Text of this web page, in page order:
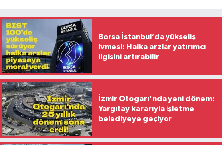
Borsa İstanbul’da yükseliş
ivmesi: Halka arzlar yatırımcı
ilgisini artırabilir
İzmir Otogarı'nda yeni dönem:
Yargıtay kararıyla işletme
belediyeye geçiyor